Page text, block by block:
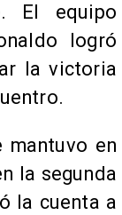
El equipo
logró
la victoria
mantuvo en
la segunda
la cuenta a